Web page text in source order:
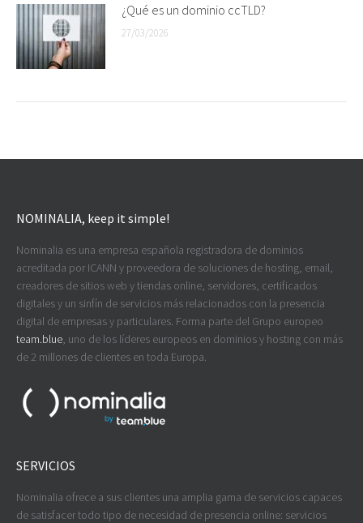
¿Qué es un dominio ccTLD?
27/03/2026
NOMINALIA, keep it simple!
Nominalia es una empresa española registradora de dominios
acreditada por ICANN y proveedora de soluciones de hosting, email,
creadores de sitios web y tiendas online, servidores, certificados
digitales y un sinfín de servicios más relacionados con la presencia
digital de empresas y particulares. Forma parte del Grupo europeo
team.blue, uno de los líderes europeos en dominios y hosting con más
de 2 millones de clientes en toda Europa.
SERVICIOS
Nominalia ofrece a sus clientes una amplia gama de servicios capaces
de satisfacer todo tipo de necesidad de presencia online: servicios